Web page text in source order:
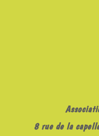
8 rue de la